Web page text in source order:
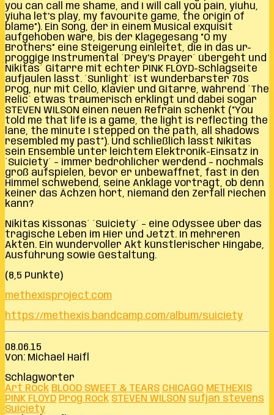
you can call me shame, and I will call you pain, yiuhu,
yiuha let’s play, my favourite game, the origin of
blame”). Ein Song, der in einem Musical exquisit
aufgehoben wäre, bis der Klagegesang “O my
Brothers” eine Steigerung einleitet, die in das ur-
proggige Instrumental ´Prey’s Prayer´ übergeht und
Nikitas´ Gitarre mit echter PINK FLOYD-Schlagseite
aufjaulen lässt. ´Sunlight´ ist wunderbarster 70s
Prog, nur mit Cello, Klavier und Gitarre, während `The
Relic` etwas träumerisch erklingt und dabei sogar
STEVEN WILSON einen neuen Refrain schenkt (“You
told me that life is a game, the light is reflecting the
lane, the minute I stepped on the path, all shadows
resembled my past”). Und schließlich lässt Nikitas
sein Ensemble unter leichtem Elektronik-Einsatz in
´Suiciety´ – immer bedrohlicher werdend – nochmals
groß aufspielen, bevor er unbewaffnet, fast in den
Himmel schwebend, seine Anklage vorträgt, ob denn
keiner das Ächzen hört, niemand den Zerfall riechen
kann?
Nikitas Kissonas´ ´Suiciety´ – eine Odyssee über das
tragische Leben im Hier und Jetzt. In mehreren
Akten. Ein wundervoller Akt künstlerischer Hingabe,
Ausführung sowie Gestaltung.
(8,5 Punkte)
methexisproject.com
https://methexis.bandcamp.com/album/suiciety
08.06.15
Von: Michael Haifl
Schlagwörter
Art Rock BLOOD SWEET & TEARS CHICAGO METHEXIS
PINK FLOYD Prog Rock STEVEN WILSON sufjan stevens
Suiciety